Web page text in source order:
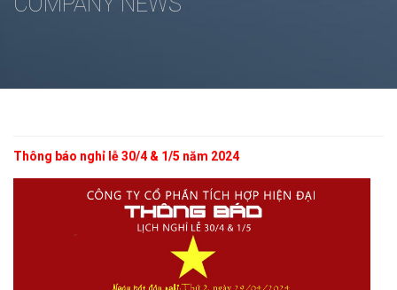
Thông báo nghỉ lễ 30/4 & 1/5 năm 2024